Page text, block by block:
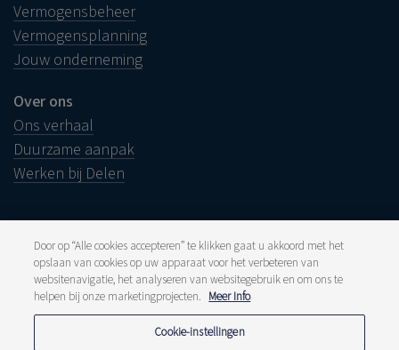
Vermogensbeheer
Vermogensplanning
Jouw onderneming
Over ons
Ons verhaal
Duurzame aanpak
Werken bij Delen
Juridische info
Disclaimer
Klacht
Klokkenluiders
Door op “Alle cookies accepteren” te klikken gaat u akkoord met het
opslaan van cookies op uw apparaat voor het verbeteren van
websitenavigatie, het analyseren van websitegebruik en om ons te
helpen bij onze marketingprojecten. Meer Info
Cookie-instellingen